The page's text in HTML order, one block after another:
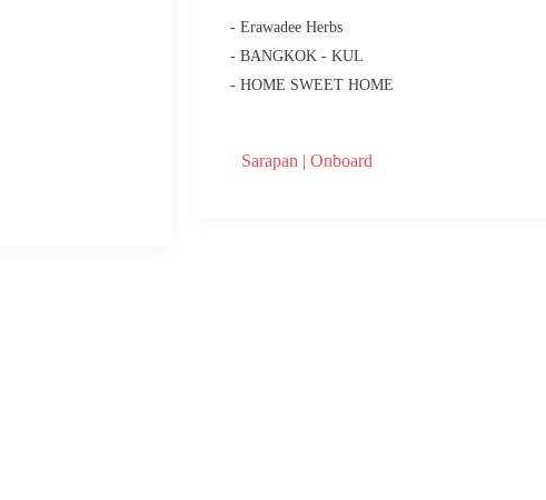
- Erawadee Herbs
- BANGKOK - KUL
- HOME SWEET HOME
Sarapan | Onboard